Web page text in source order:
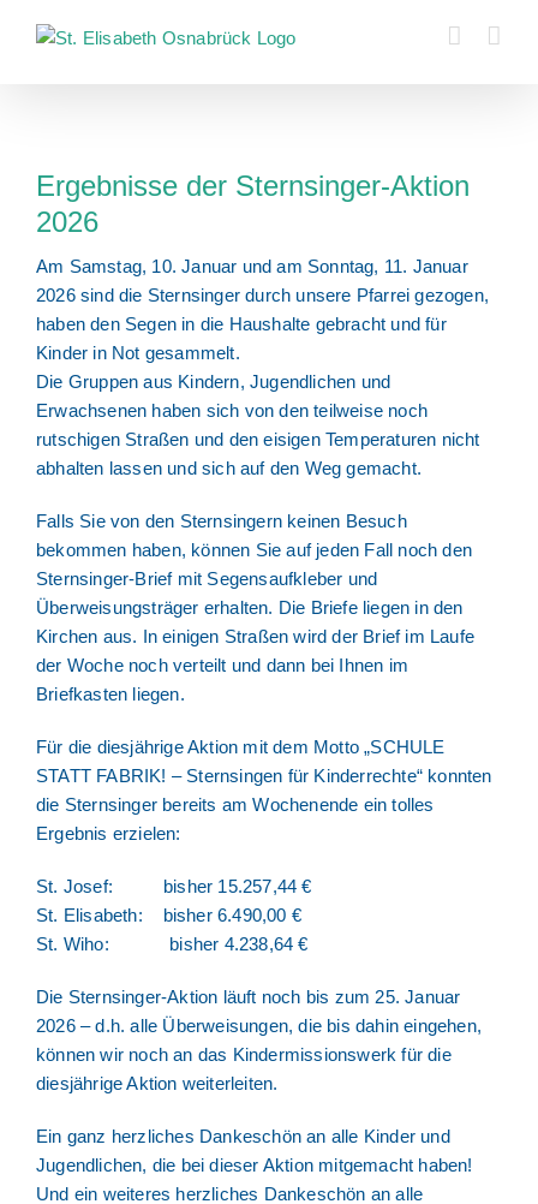
Inhalt
grösseres
Bild
Ergebnisse der Sternsinger-Aktion
2026
Am Samstag, 10. Januar und am Sonntag, 11. Januar
2026 sind die Sternsinger durch unsere Pfarrei gezogen,
haben den Segen in die Haushalte gebracht und für
Kinder in Not gesammelt.
Die Gruppen aus Kindern, Jugendlichen und
Erwachsenen haben sich von den teilweise noch
rutschigen Straßen und den eisigen Temperaturen nicht
abhalten lassen und sich auf den Weg gemacht.
Falls Sie von den Sternsingern keinen Besuch
bekommen haben, können Sie auf jeden Fall noch den
Sternsinger-Brief mit Segensaufkleber und
Überweisungsträger erhalten. Die Briefe liegen in den
Kirchen aus. In einigen Straßen wird der Brief im Laufe
der Woche noch verteilt und dann bei Ihnen im
Briefkasten liegen.
Für die diesjährige Aktion mit dem Motto„SCHULE
STATT FABRIK! – Sternsingen für Kinderrechte“ konnten
die Sternsinger bereits am Wochenende ein tolles
Ergebnis erzielen:
St. Josef: bisher 15.257,44 €
St. Elisabeth: bisher 6.490,00 €
St. Wiho: bisher 4.238,64 €
Die Sternsinger-Aktion läuft noch bis zum 25. Januar
2026– d.h. alle Überweisungen, die bis dahin eingehen,
können wir noch an das Kindermissionswerk für die
diesjährige Aktion weiterleiten.
Ein ganz herzliches Dankeschön an alle Kinder und
Jugendlichen, die bei dieser Aktion mitgemacht haben!
Und ein weiteres herzliches Dankeschön an alle